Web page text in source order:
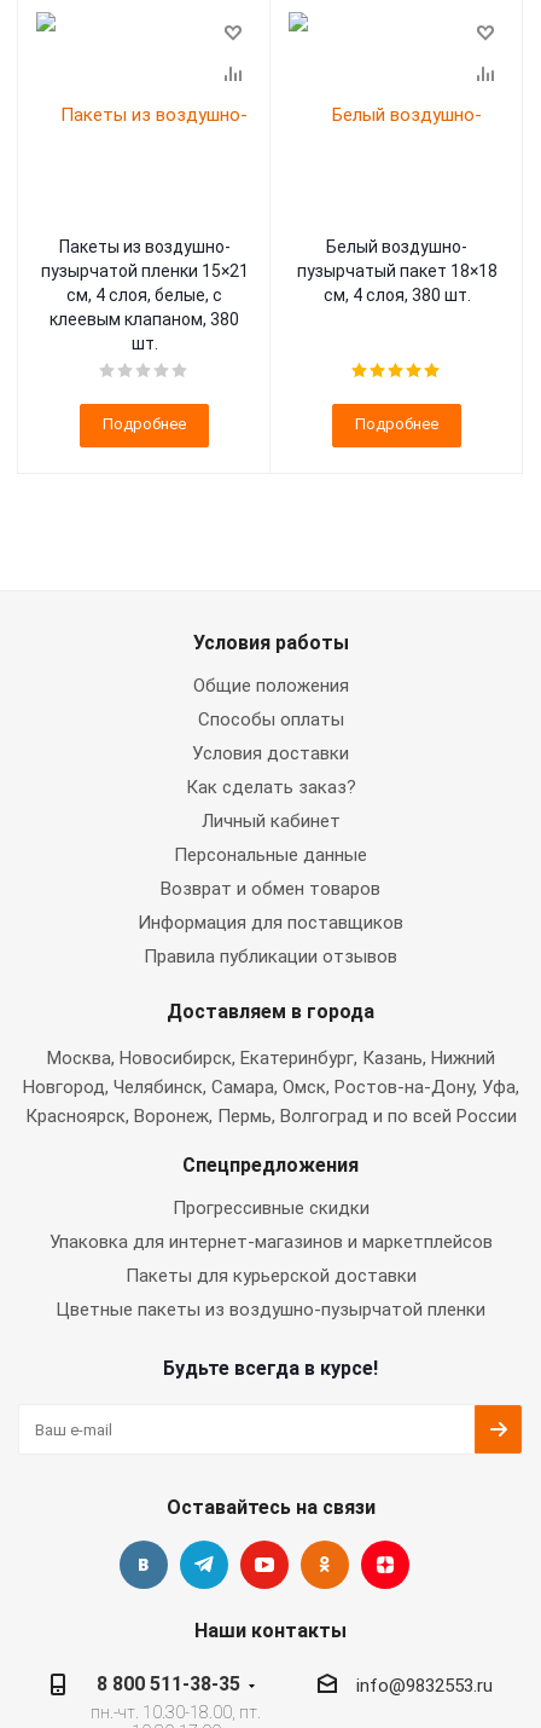
Пакеты из воздушно-
пузырчатой пленки 15×21
см, 4 слоя, белые, с
клеевым клапаном, 380
шт.
Подробнее
Белый воздушно-
пузырчатый пакет 18×18
см, 4 слоя, 380 шт.
Подробнее
Условия работы
Общие положения
Способы оплаты
Условия доставки
Как сделать заказ?
Личный кабинет
Персональные данные
Возврат и обмен товаров
Информация для поставщиков
Правила публикации отзывов
Доставляем в города
Москва, Новосибирск, Екатеринбург, Казань, Нижний
Новгород, Челябинск, Самара, Омск, Ростов-на-Дону, Уфа,
Красноярск, Воронеж, Пермь, Волгоград и по всей России
Спецпредложения
Прогрессивные скидки
Упаковка для интернет-магазинов и маркетплейсов
Пакеты для курьерской доставки
Цветные пакеты из воздушно-пузырчатой пленки
Будьте всегда в курсе!
Оставайтесь на связи
Наши контакты
8 800 511-38-35
пн.-чт. 10.30-18.00, пт.
info@9832553.ru